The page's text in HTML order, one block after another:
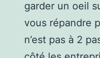
garder un oeil
vous répandre
n’est pas à 2